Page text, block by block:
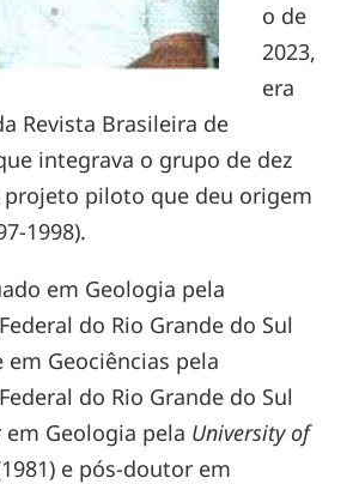
o de
2023,
era
Revista Brasileira de
integrava o grupo de dez
piloto que deu origem
1998).
em Geologia pela
do Rio Grande do Sul
em Geociências pela
do Rio Grande do Sul
Geologia pela University of
e pós-doutor em